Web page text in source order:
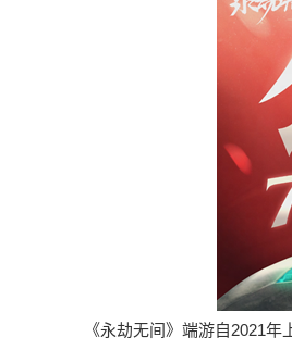
《永劫无间》端游自2021